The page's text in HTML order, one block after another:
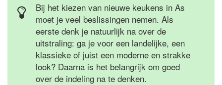
Bij het kiezen van nieuwe keukens in As
moet je veel beslissingen nemen. Als
eerste denk je natuurlijk na over de
uitstraling: ga je voor een landelijke, een
klassieke of juist een moderne en strakke
look? Daarna is het belangrijk om goed
over de indeling na te denken.